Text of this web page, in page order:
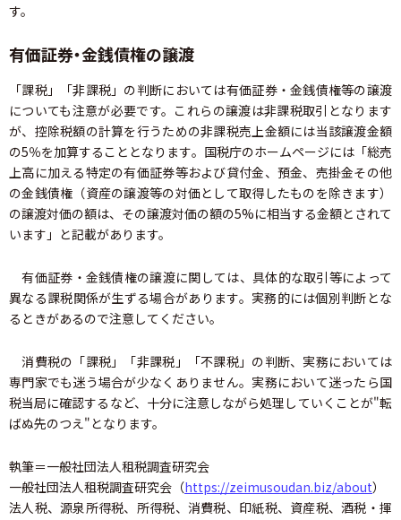
す。
有価証券・金銭債権の譲渡
「課税」「非課税」の判断においては有価証券・金銭債権等の譲渡
についても注意が必要です。これらの譲渡は非課税取引となります
が、控除税額の計算を行うための非課税売上金額には当該譲渡金額
の5％を加算することとなります。国税庁のホームページには「総売
上高に加える特定の有価証券等および貸付金、預金、売掛金その他
の金銭債権（資産の譲渡等の対価として取得したものを除きます）
の譲渡対価の額は、その譲渡対価の額の5%に相当する金額とされて
います」と記載があります。
有価証券・金銭債権の譲渡に関しては、具体的な取引等によって
異なる課税関係が生ずる場合があります。実務的には個別判断とな
るときがあるので注意してください。
消費税の「課税」「非課税」「不課税」の判断、実務においては
専門家でも迷う場合が少なくありません。実務において迷ったら国
税当局に確認するなど、十分に注意しながら処理していくことが"転
ばぬ先のつえ"となります。
執筆＝一般社団法人租税調査研究会
一般社団法人租税調査研究会（https://zeimusoudan.biz/about）
法人税、源泉所得税、所得税、消費税、印紙税、資産税、酒税・揮